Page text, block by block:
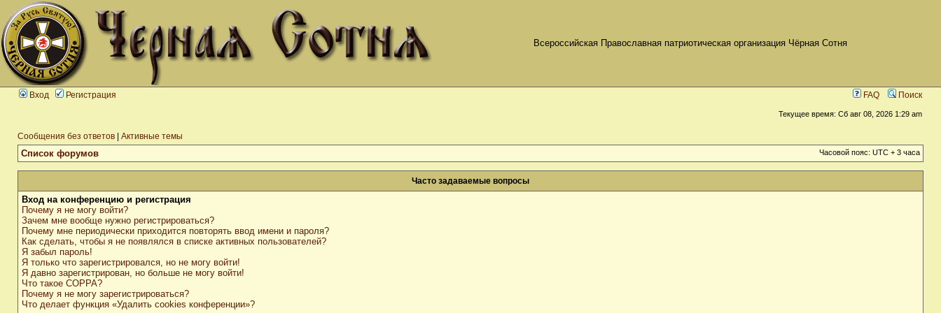
Всероссийская Православная патриотическая организация Чёрная Сотня
Вход Регистрация FAQ Поиск
Текущее время: Сб авг 08, 2026 1:29 am
Сообщения без ответов Активные темы
Список форумов Часовой пояс: UTC + 3 часа
Часто задаваемые вопросы
Вход на конференцию и регистрация
Почему я не могу войти?
Зачем мне вообще нужно регистрироваться?
Почему мне периодически приходится повторять ввод имени и пароля?
Как сделать, чтобы я не появлялся в списке активных пользователей?
Я забыл пароль!
Я только что зарегистрировался, но не могу войти!
Я давно зарегистрирован, но больше не могу войти!
Что такое COPPA?
Почему я не могу зарегистрироваться?
Что делает функция «Удалить cookies конференции»?